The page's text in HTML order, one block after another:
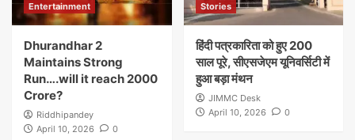
Entertainment
Dhurandhar 2
Maintains Strong
Run….will it reach 2000
Crore?
Riddhipandey
April 10, 2026
0
Stories
हिंदी पत्रकारिता को हुए 200
साल पूरे, सीएसजेएम यूनिवर्सिटी में
हुआ बड़ा मंथन
JIMMC Desk
April 10, 2026
0